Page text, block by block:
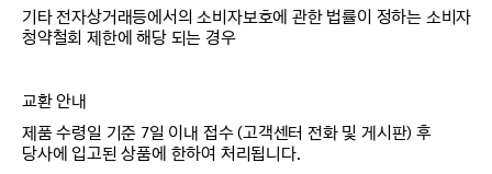
기타 전자상거래등에서의 소비자보호에 관한 법률이 정하는 소비자
청약철회 제한에 해당 되는 경우
교환 안내
제품 수령일 기준 7일 이내 접수 (고객센터 전화 및 게시판) 후
당사에 입고된 상품에 한하여 처리됩니다.